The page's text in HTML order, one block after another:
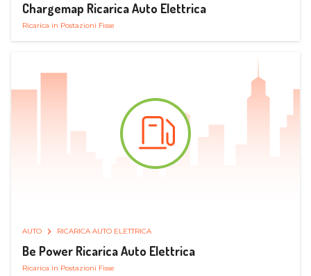
Chargemap Ricarica Auto Elettrica
Ricarica in Postazioni Fisse
AUTO RICARICA AUTO ELETTRICA
Be Power Ricarica Auto Elettrica
Ricarica in Postazioni Fisse